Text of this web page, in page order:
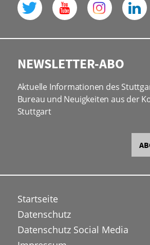
NEWSLETTER-ABO
Aktuelle Informationen des
Bureau und Neuigkeiten aus der
Stuttgart
Startseite
Datenschutz
Datenschutz Social Media